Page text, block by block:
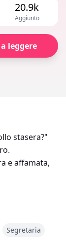
20.9k
Aggiunto
leggere
stasera?"
e affamata,
po'
Segretaria